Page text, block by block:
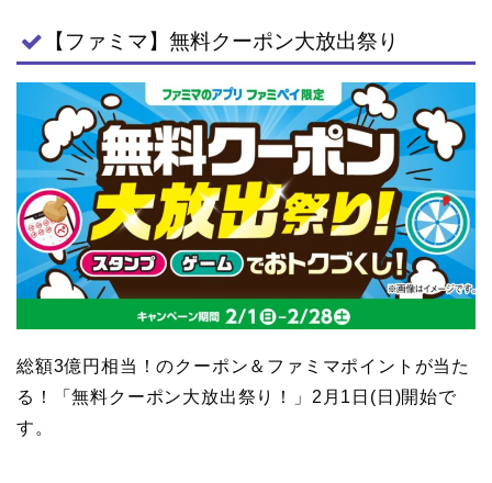
【ファミマ】無料クーポン大放出祭り
総額3億円相当！のクーポン＆ファミマポイントが当た
る！「無料クーポン大放出祭り！」2月1日(日)開始で
す。